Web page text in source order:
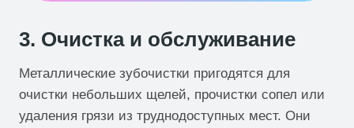
3. Очистка и обслуживание
Металлические зубочистки пригодятся для
очистки небольших щелей, прочистки сопел или
удаления грязи из труднодоступных мест. Они